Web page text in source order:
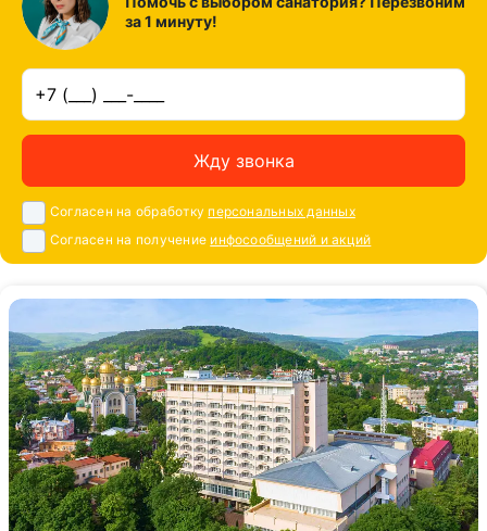
за 1 минуту!
Жду звонка
Согласен на обработку персональных данных
Согласен на получение инфосообщений и акций